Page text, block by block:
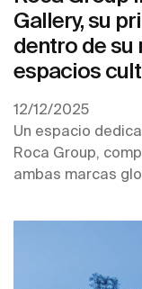
Gallery, su
dentro de su
espacios
12/12/2025
Un espacio
Roca Group,
ambas marcas